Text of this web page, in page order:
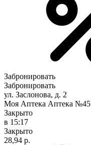
Забронировать
Забронировать
ул. Заслонова, д. 2
Моя Аптека Аптека №45
Закрыто
в 15:17
Закрыто
28,94 р.